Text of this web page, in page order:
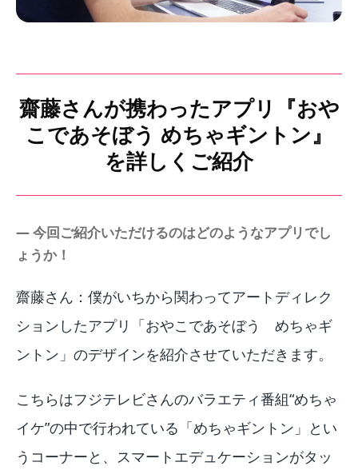
齋藤さんが携わったアプリ『おや
こであそぼう めちゃギントン』
を詳しくご紹介
― 今回ご紹介いただけるのはどのようなアプリでし
ょうか！
齋藤さん：僕がいちから関わってアートディレク
ションしたアプリ「おやこであそぼう めちゃギ
ントン」のデザインを紹介させていただきます。
こちらはフジテレビさんのバラエティ番組“めちゃ
イケ”の中で行われている「めちゃギントン」とい
うコーナーと、スマートエデュケーションがタッ